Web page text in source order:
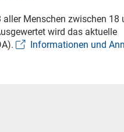
aller Menschen zwischen
wird das aktuelle
Informationen und